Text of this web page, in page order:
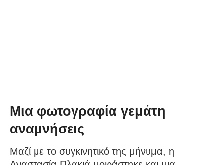
Μια φωτογραφία γεμάτη
αναμνήσεις
Μαζί με το συγκινητικό της μήνυμα, η